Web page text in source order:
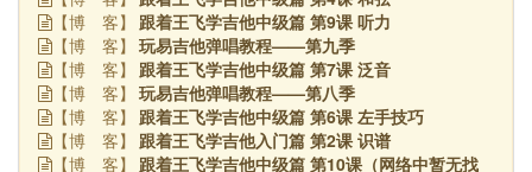
【博 客】 跟着王飞学吉他中级篇 第9课 听力
【博 客】 玩易吉他弹唱教程——第九季
【博 客】 跟着王飞学吉他中级篇 第7课 泛音
【博 客】 玩易吉他弹唱教程——第八季
【博 客】 跟着王飞学吉他中级篇 第6课 左手技巧
【博 客】 跟着王飞学吉他入门篇 第2课 识谱
【博 客】
跟着王飞学吉他中级篇 第10课（网络中暂无找